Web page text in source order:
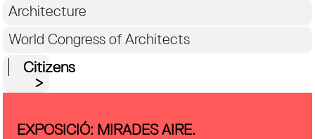
Architecture
World Congress of Architects
Citizens
EXPOSICIÓ: MIRADES AIRE.